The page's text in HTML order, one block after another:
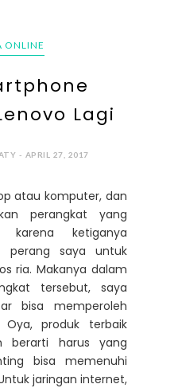
ONLINE
Lagi
- APRIL 27, 2017
atau komputer, dan
perangkat yang
ketiganya
perang saya untuk
ria. Makanya dalam
tersebut, saya
bisa memperoleh
produk terbaik
berarti harus yang
bisa memenuhi
jaringan internet,